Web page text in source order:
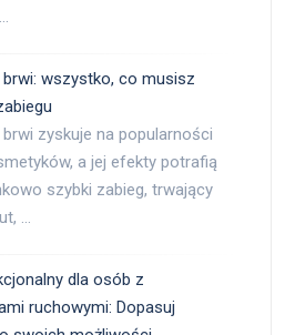
wszystko, co musisz
zyskuje na popularności
a jej efekty potrafią
szybki zabieg, trwający
…
dla osób z
ruchowymi: Dopasuj